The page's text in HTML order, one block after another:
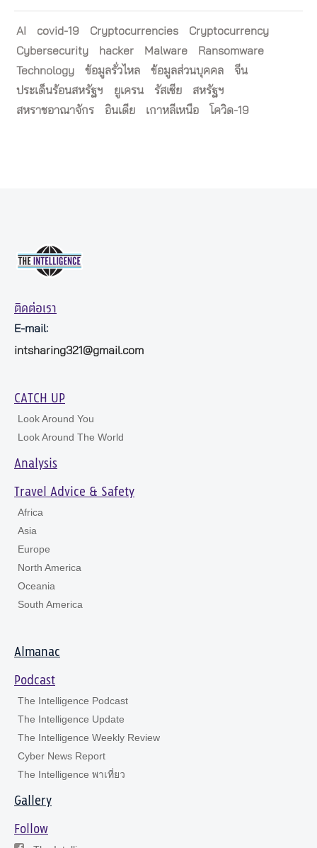
AI covid-19 Cryptocurrencies
Cryptocurrency
Cybersecurity
hacker Malware
Ransomware
Technology
ข้อมูลรั่วไหล ข้อมูลส่วนบุคคล
จีน
ประเด็นร้อนสหรัฐฯ
ยูเครน รัสเซีย
สหรัฐฯ
สหราชอาณาจักร
อินเดีย เกาหลีเหนือ โควิด-19
ติดต่อเรา
E-mail:
intsharing321@gmail.com
CATCH UP
Look Around You
Look Around The World
Analysis
Travel Advice & Safety
Africa
Asia
Europe
North America
Oceania
South America
Almanac
Podcast
The Intelligence Podcast
The Intelligence Update
The Intelligence Weekly Review
Cyber News Report
The Intelligence พาเที่ยว
Gallery
Follow